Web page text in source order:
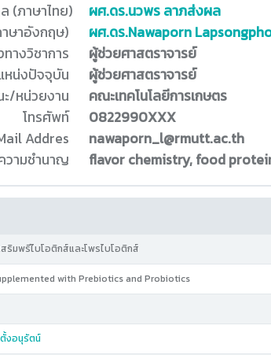
(ภาษาไทย)
ผศ.ดร.นวพร ลาภส่งผล
ษาอังกฤษ)
ผศ.ดร.Nawaporn
างวิชาการ
ผู้ช่วยศาสตราจารย์
หน่งปัจจุบัน
ผู้ช่วยศาสตราจารย์
/หน่วยงาน
คณะเทคโนโลยีการเกษตร
โทรศัพท์
0822990XXX
Addres
nawaporn_l@rmutt.ac.th
วามชำนาญ
flavor chemistry, food
ริมพรีไบโอติกส์และโพรไบโอติกส์
with Prebiotics and Probiotics
งอนุรัตน์